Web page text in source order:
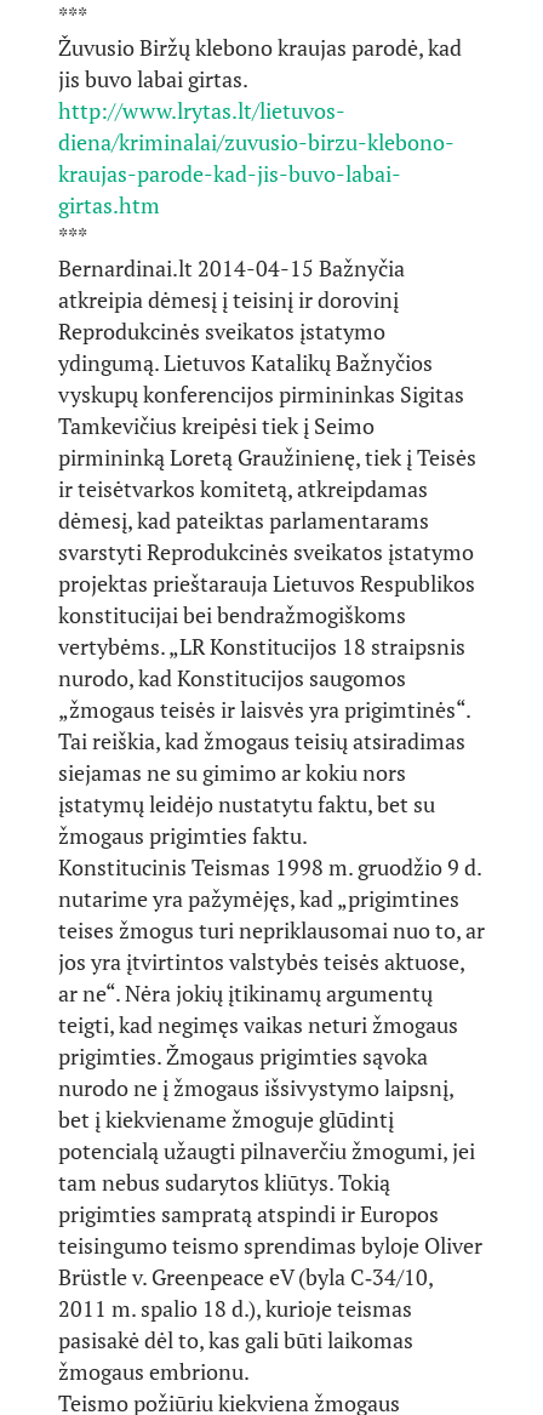
***
Žuvusio Biržų klebono kraujas parodė, kad
jis buvo labai girtas.
http://www.lrytas.lt/lietuvos-
diena/kriminalai/zuvusio-birzu-klebono-
kraujas-parode-kad-jis-buvo-labai-
girtas.htm
***
Bernardinai.lt 2014-04-15 Bažnyčia
atkreipia dėmesį į teisinį ir dorovinį
Reprodukcinės sveikatos įstatymo
ydingumą. Lietuvos Katalikų Bažnyčios
vyskupų konferencijos pirmininkas Sigitas
Tamkevičius kreipėsi tiek į Seimo
pirmininką Loretą Graužinienę, tiek į Teisės
ir teisėtvarkos komitetą, atkreipdamas
dėmesį, kad pateiktas parlamentarams
svarstyti Reprodukcinės sveikatos įstatymo
projektas prieštarauja Lietuvos Respublikos
konstitucijai bei bendražmogiškoms
vertybėms. „LR Konstitucijos 18 straipsnis
nurodo, kad Konstitucijos saugomos
„žmogaus teisės ir laisvės yra prigimtinės“.
Tai reiškia, kad žmogaus teisių atsiradimas
siejamas ne su gimimo ar kokiu nors
įstatymų leidėjo nustatytu faktu, bet su
žmogaus prigimties faktu.
Konstitucinis Teismas 1998 m. gruodžio 9 d.
nutarime yra pažymėjęs, kad „prigimtines
teises žmogus turi nepriklausomai nuo to, ar
jos yra įtvirtintos valstybės teisės aktuose,
ar ne“. Nėra jokių įtikinamų argumentų
teigti, kad negimęs vaikas neturi žmogaus
prigimties. Žmogaus prigimties sąvoka
nurodo ne į žmogaus išsivystymo laipsnį,
bet į kiekviename žmoguje glūdintį
potencialą užaugti pilnaverčiu žmogumi, jei
tam nebus sudarytos kliūtys. Tokią
prigimties sampratą atspindi ir Europos
teisingumo teismo sprendimas byloje Oliver
Brüstle v. Greenpeace eV (byla C‑34/10,
2011 m. spalio 18 d.), kurioje teismas
pasisakė dėl to, kas gali būti laikomas
žmogaus embrionu.
Teismo požiūriu kiekviena žmogaus